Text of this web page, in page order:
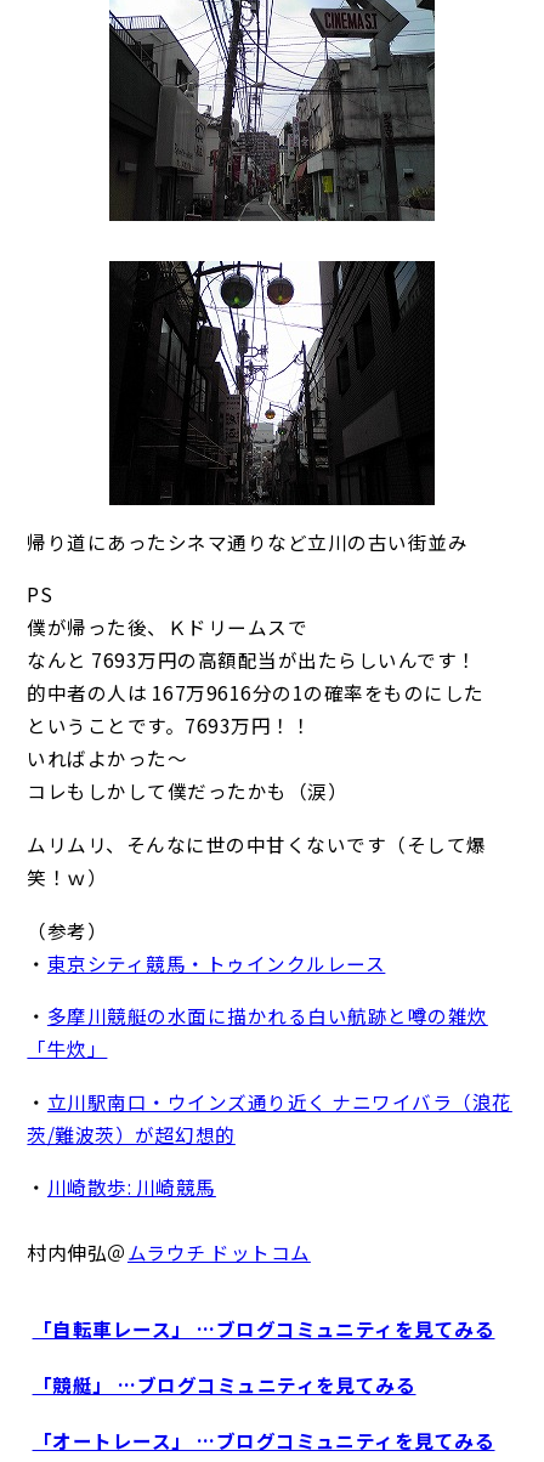
帰り道にあったシネマ通りなど立川の古い街並み
PS
僕が帰った後、Ｋドリームスで
なんと 7693万円の高額配当が出たらしいんです！
的中者の人は 167万9616分の1の確率をものにした
ということです。7693万円！！
いればよかった～
コレもしかして僕だったかも（涙）
ムリムリ、そんなに世の中甘くないです（そして爆
笑！ｗ）
（参考）
・ 東京シティ競馬・トゥインクルレース
・ 多摩川競艇の水面に描かれる白い航跡と噂の雑炊
「牛炊」
・ 立川駅南口・ウインズ通り近く ナニワイバラ（浪花
茨/難波茨）が超幻想的
・ 川崎散歩: 川崎競馬
村内伸弘＠ムラウチ ドットコム
「自転車レース」 …ブログコミュニティを見てみる
「競艇」 …ブログコミュニティを見てみる
「オートレース」 …ブログコミュニティを見てみる